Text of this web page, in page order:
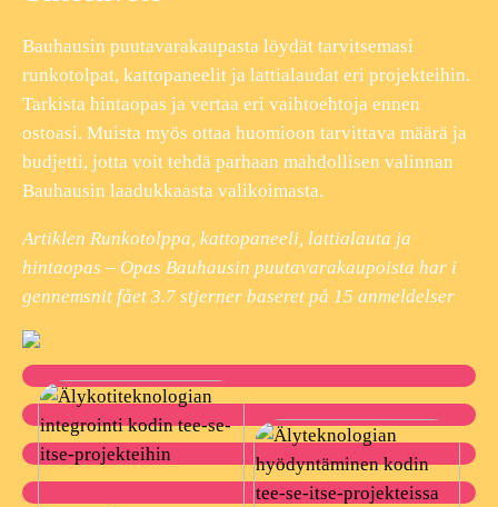
Bauhausin puutavarakaupasta löydät tarvitsemasi
runkotolpat, kattopaneelit ja lattialaudat eri projekteihin.
Tarkista hintaopas ja vertaa eri vaihtoehtoja ennen
ostoasi. Muista myös ottaa huomioon tarvittava määrä ja
budjetti, jotta voit tehdä parhaan mahdollisen valinnan
Bauhausin laadukkaasta valikoimasta.
Artiklen Runkotolppa, kattopaneeli, lattialauta ja
hintaopas – Opas Bauhausin puutavarakaupoista har i
gennemsnit fået 3.7 stjerner baseret på 15 anmeldelser